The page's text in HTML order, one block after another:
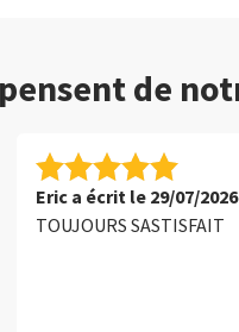
de
Eric a écrit le 29/07/2026
TOUJOURS SASTISFAIT